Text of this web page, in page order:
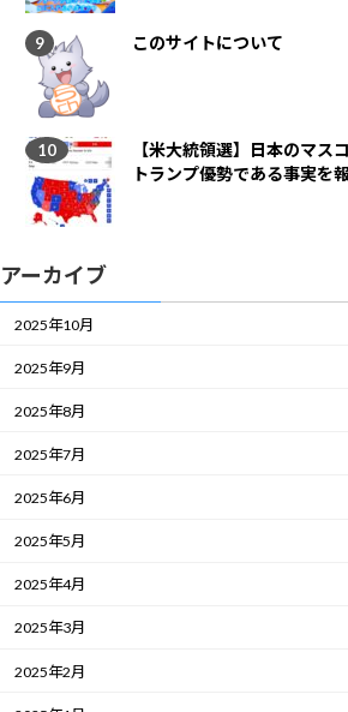
このサイトについて
【米大統領選】日本のマス
トランプ優勢である事実を
アーカイブ
2025年10月
2025年9月
2025年8月
2025年7月
2025年6月
2025年5月
2025年4月
2025年3月
2025年2月